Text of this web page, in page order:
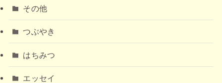
その他
つぶやき
はちみつ
エッセイ